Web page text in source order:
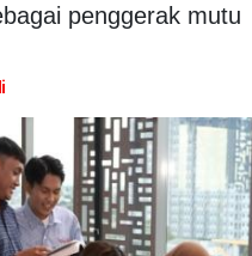
penggerak mutu